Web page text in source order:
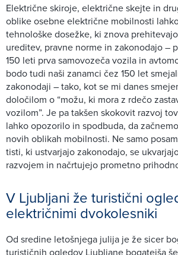
Električne skiroje, električne skejte in
oblike osebne električne mobilnosti
tehnološke dosežke, ki znova
ureditev, pravne norme in zakonodajo –
150 leti prva samovozeča vozila in
bodo tudi naši zanamci čez 150 let
zakonodaji – tako, kot se mi danes
določilom o “možu, ki mora z rdečo
vozilom”. Je pa takšen skokovit razvoj
lahko opozorilo in spodbuda, da
novih oblikah mobilnosti. Ne samo
tisti, ki ustvarjajo zakonodajo, se
razvojem in načrtujejo prometno
V Ljubljani že turistični
električnimi dvokolesniki
Od sredine letošnjega julija je že sicer
turističnih ogledov Ljubljane bogatejša